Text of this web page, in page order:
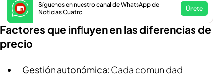
Síguenos en nuestro canal de WhatsApp de
Noticias Cuatro
Únete
Factores que influyen en las diferencias de
precio
Gestión autonómica: Cada comunidad